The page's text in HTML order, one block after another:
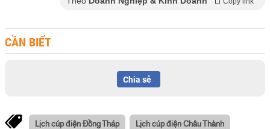
CẦN BIẾT
Chia sẻ
Lịch cúp điện Đồng Tháp Lịch cúp điện Châu Thành